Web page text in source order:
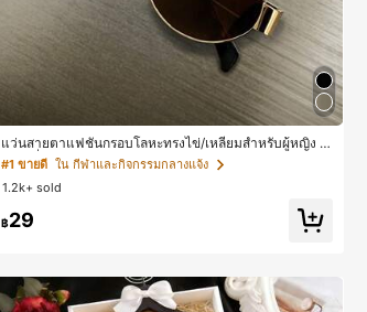
แว่นสายตาแฟชั่นกรอบโลหะทรงไข่/เหลี่ยมสำหรับผู้หญิง (ก
รอบครึ่ง), เหมาะสำหรับใส่ในชีวิตประจำวันและกิจกรรมกล
างแจ้ง
#1 ขายดี ใน กีฬาและกิจกรรมกลางแจ้ง
1.2k+ sold
฿29